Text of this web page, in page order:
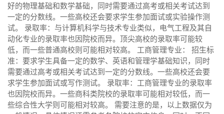
好的物理基础和数学基础，同时需要通过高考或相关考试达到
一定的分数线。一些高校还会要求学生参加面试或实验操作测
试。 录取率：与计算机科学与技术专业类似，电气工程及其自
动化专业的录取率也因院校而异。顶尖高校的录取率可能较
低，而一些普通高校则可能相对较高。 工商管理专业： 招生标
准：要求学生具备一定的数学、英语和管理学基础知识，同时
需要通过高考或相关考试达到一定的分数线。一些高校还会要
求学生参加面试或写作测试。 录取率：工商管理专业的录取率
也因院校而异。一些商科类院校的录取率可能相对较低，而一
些综合性大学则可能相对较高。 需要注意的是，以上数据仅为